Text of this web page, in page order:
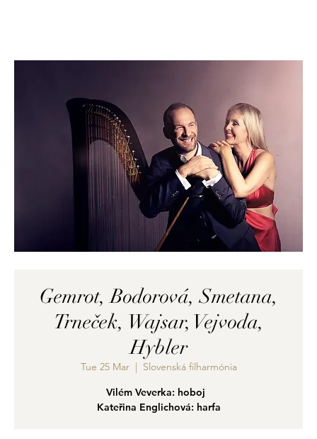
Gemrot, Bodorová, Smetana,
Trneček, Wajsar, Vejvoda,
Hybler
Tue 25 Mar
  |
Slovenská filharmónia
Vilém Veverka: hoboj
Kateřina Englichová: harfa